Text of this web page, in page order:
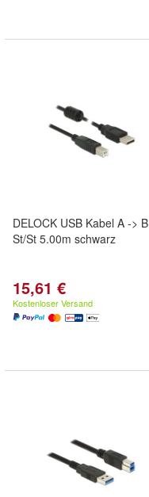
DELOCK USB Kabel A -> B
St/St 5.00m schwarz
15,61 €
Kostenloser Versand